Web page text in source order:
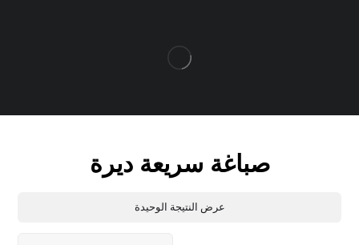
صباغة سريعة ديرة
عرض النتيجة الوحيدة